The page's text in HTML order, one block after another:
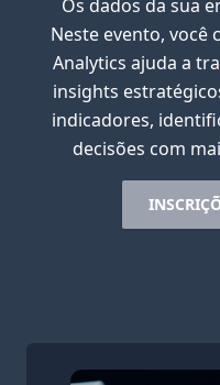
Os dados da sua
Neste evento, você
Analytics ajuda a
insights
indicadores,
decisões com